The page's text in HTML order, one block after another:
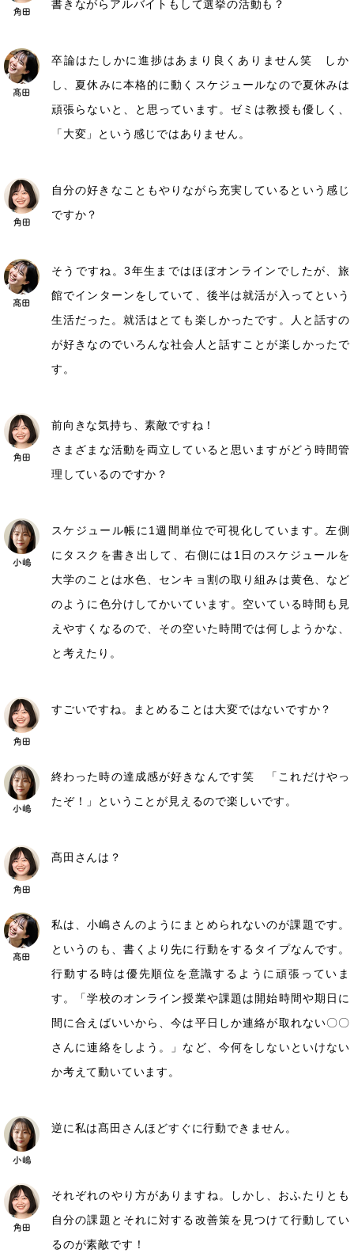
書きながらアルバイトもして選挙の活動も？
卒論はたしかに進捗はあまり良くありません笑 しか
し、夏休みに本格的に動くスケジュールなので夏休みは
頑張らないと、と思っています。ゼミは教授も優しく、
「大変」という感じではありません。
自分の好きなこともやりながら充実しているという感じ
ですか？
そうですね。3年生まではほぼオンラインでしたが、旅
館でインターンをしていて、後半は就活が入ってという
生活だった。就活はとても楽しかったです。人と話すの
が好きなのでいろんな社会人と話すことが楽しかったで
す。
前向きな気持ち、素敵ですね！
さまざまな活動を両立していると思いますがどう時間管
理しているのですか？
スケジュール帳に1週間単位で可視化しています。左側
にタスクを書き出して、右側には1日のスケジュールを
大学のことは水色、センキョ割の取り組みは黄色、など
のように色分けしてかいています。空いている時間も見
えやすくなるので、その空いた時間では何しようかな、
と考えたり。
すごいですね。まとめることは大変ではないですか？
終わった時の達成感が好きなんです笑 「これだけやっ
たぞ！」ということが見えるので楽しいです。
髙田さんは？
私は、小嶋さんのようにまとめられないのが課題です。
というのも、書くより先に行動をするタイプなんです。
行動する時は優先順位を意識するように頑張っていま
す。「学校のオンライン授業や課題は開始時間や期日に
間に合えばいいから、今は平日しか連絡が取れない〇〇
さんに連絡をしよう。」など、今何をしないといけない
か考えて動いています。
逆に私は髙田さんほどすぐに行動できません。
それぞれのやり方がありますね。しかし、おふたりとも
自分の課題とそれに対する改善策を見つけて行動してい
るのが素敵です！